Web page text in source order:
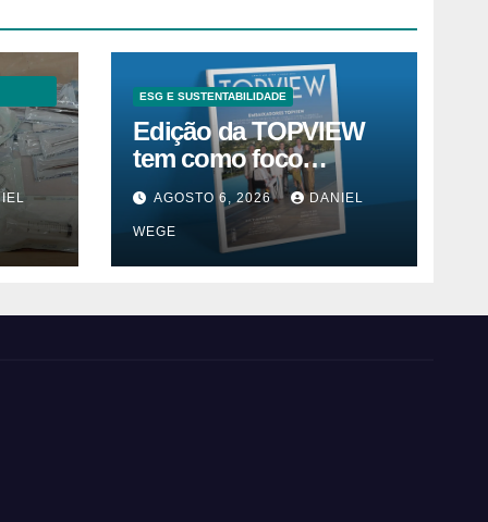
ESG E SUSTENTABILIDADE
Edição da TOPVIEW
tem como foco
inovação, educação e
ESG
AGOSTO 6, 2026 DANIEL
WEGE